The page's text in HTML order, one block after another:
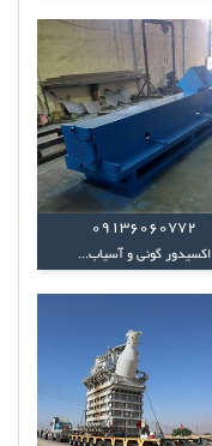
09136060772
اکسیدور گونی و آسیاب...